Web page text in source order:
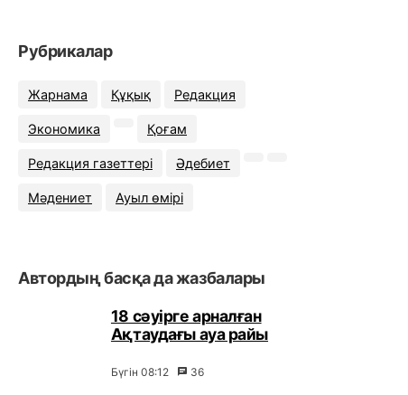
Рубрикалар
Жарнама Құқық Редакция
Экономика Қоғам
Редакция газеттері Әдебиет
Мәдениет Ауыл өмірі
Автордың басқа да жазбалары
18 сәуірге арналған
Ақтаудағы ауа райы
Бүгін 08:12 36